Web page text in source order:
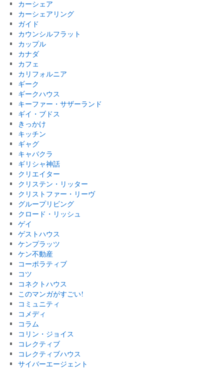
カーシェア
カーシェアリング
ガイド
カウンシルフラット
カップル
カナダ
カフェ
カリフォルニア
ギーク
ギークハウス
キーファー・サザーランド
ギイ・ブドス
きっかけ
キッチン
ギャグ
キャバクラ
ギリシャ神話
クリエイター
クリステン・リッター
クリストファー・リーヴ
グループリビング
クロード・リッシュ
ゲイ
ゲストハウス
ケンプラッツ
ケン不動産
コーポラティブ
コツ
コネクトハウス
このマンガがすごい!
コミュニティ
コメディ
コラム
コリン・ジョイス
コレクティブ
コレクティブハウス
サイバーエージェント